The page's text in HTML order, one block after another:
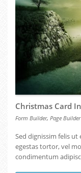
Christmas Card
Form Builder, Page Builder
Sed dignissim felis ut
egestas tortor, vel
condimentum